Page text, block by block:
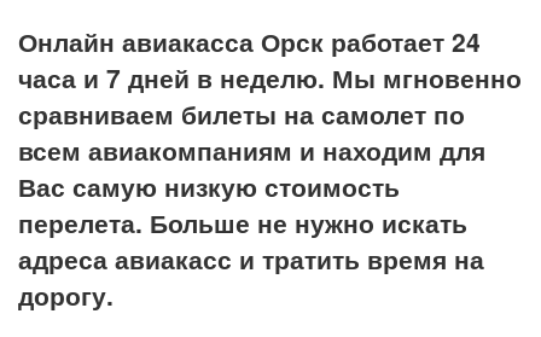
Онлайн авиакасса Орск работает 24
часа и 7 дней в неделю. Мы мгновенно
сравниваем билеты на самолет по
всем авиакомпаниям и находим для
Вас самую низкую стоимость
перелета. Больше не нужно искать
адреса авиакасс и тратить время на
дорогу.